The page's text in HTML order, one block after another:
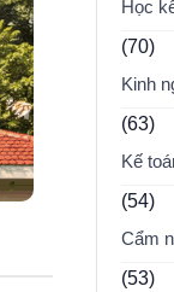
Học
(70)
Kinh
(63)
Kế
(54)
Cẩm
(53)